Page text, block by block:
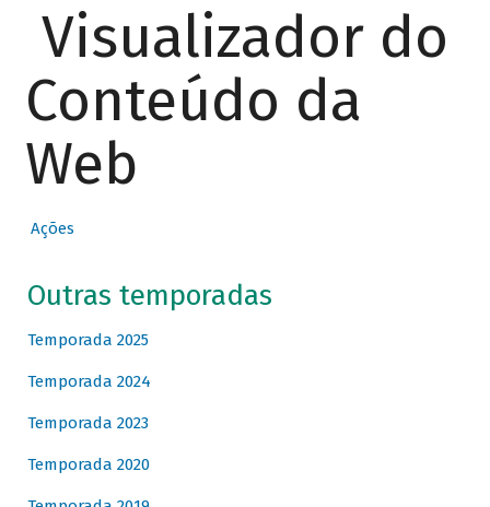
Visualizador do
Conteúdo da
Web
Ações
Outras temporadas
Temporada 2025
Temporada 2024
Temporada 2023
Temporada 2020